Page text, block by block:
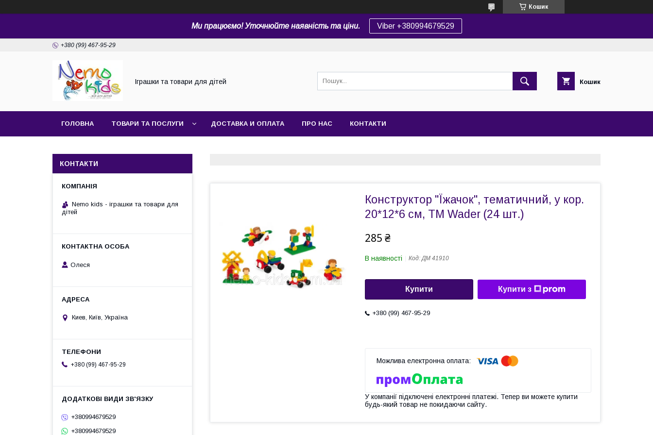
Кошик
Ми працюємо! Уточнюйте наявність та ціни. Viber +380994679529
+380 (99) 467-95-29
Іграшки та товари для дітей Кошик
ГОЛОВНА ТОВАРИ ТА ПОСЛУГИ ДОСТАВКА И ОПЛАТА ПРО НАС КОНТАКТИ
Конструктор "Їжачок", тематичний, у кор.
20*12*6 см, ТМ Wader (24 шт.)
285 ₴
В наявності Код:ДМ 41910
Купити Купити з
+380 (99) 467-95-29
У компанії підключені електронні платежі. Тепер ви можете купити
будь-який товар не покидаючи сайту.
КОНТАКТИ
Nemo kids - іграшки та товари для
дітей
Олеся
Киев, Київ, Україна
+380 (99) 467-95-29
+380994679529
+380994679529